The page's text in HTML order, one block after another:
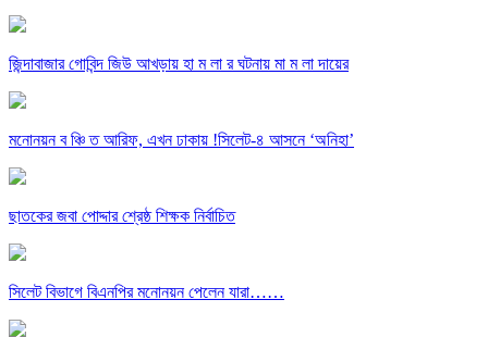
জিন্দাবাজার গোবিন্দ জিউ আখড়ায় হা ম লা র ঘটনায় মা ম লা দায়ের
মনোনয়ন ব ঞ্চি ত আরিফ, এখন ঢাকায় !সিলেট-৪ আসনে ‘অনিহা’
ছাতকের জবা পোদ্দার শ্রেষ্ঠ শিক্ষক নির্বাচিত
সিলেট বিভাগে বিএনপির মনোনয়ন পেলেন যারা……